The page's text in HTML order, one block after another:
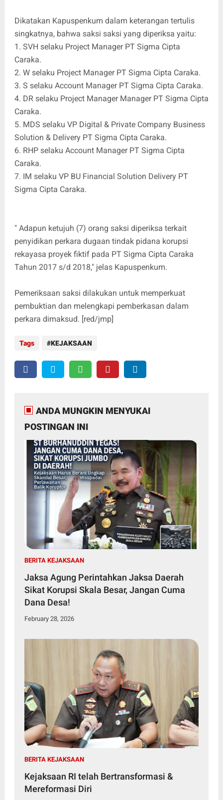
Dikatakan Kapuspenkum dalam keterangan tertulis
singkatnya, bahwa saksi saksi yang diperiksa yaitu:
1. SVH selaku Project Manager PT Sigma Cipta
Caraka.
2. W selaku Project Manager PT Sigma Cipta Caraka.
3. S selaku Account Manager PT Sigma Cipta Caraka.
4. DR selaku Project Manager Manager PT Sigma Cipta
Caraka.
5. MDS selaku VP Digital & Private Company Business
Solution & Delivery PT Sigma Cipta Caraka.
6. RHP selaku Account Manager PT Sigma Cipta
Caraka.
7. IM selaku VP BU Financial Solution Delivery PT
Sigma Cipta Caraka.
" Adapun ketujuh (7) orang saksi diperiksa terkait
penyidikan perkara dugaan tindak pidana korupsi
rekayasa proyek fiktif pada PT Sigma Cipta Caraka
Tahun 2017 s/d 2018," jelas Kapuspenkum.
Pemeriksaan saksi dilakukan untuk memperkuat
pembuktian dan melengkapi pemberkasan dalam
perkara dimaksud. [red/jmp]
Tags KEJAKSAAN
ANDA MUNGKIN MENYUKAI
POSTINGAN INI
BERITA KEJAKSAAN
Jaksa Agung Perintahkan Jaksa Daerah
Sikat Korupsi Skala Besar, Jangan Cuma
Dana Desa!
February 28, 2026
BERITA KEJAKSAAN
Kejaksaan RI telah Bertransformasi &
Mereformasi Diri